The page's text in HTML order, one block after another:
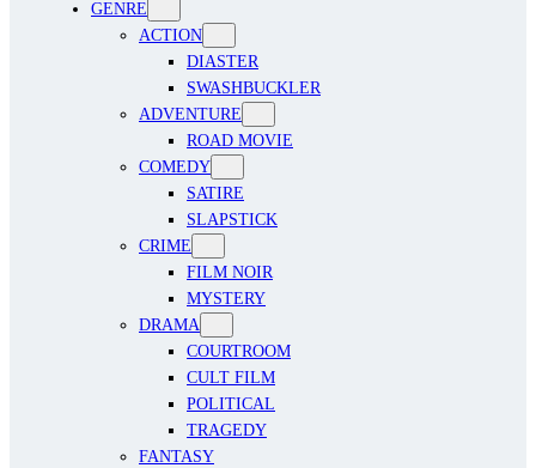
GENRE
ACTION
DIASTER
SWASHBUCKLER
ADVENTURE
ROAD MOVIE
COMEDY
SATIRE
SLAPSTICK
CRIME
FILM NOIR
MYSTERY
DRAMA
COURTROOM
CULT FILM
POLITICAL
TRAGEDY
FANTASY